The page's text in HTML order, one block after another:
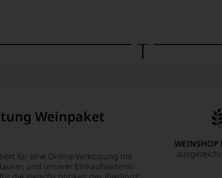
Weinpaket
für eine Online-Verkostung mit
und unserer Einkaufsleiterin
WEINSHOP